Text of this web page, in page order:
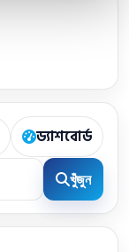
ড্যাশবোর্ড
খুঁজুন